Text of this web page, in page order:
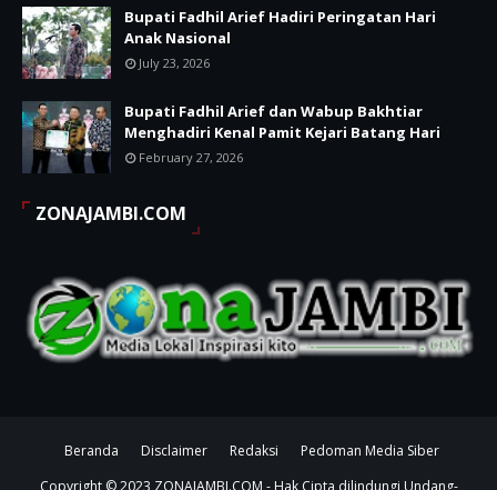
Bupati Fadhil Arief Hadiri Peringatan Hari
Anak Nasional
July 23, 2026
Bupati Fadhil Arief dan Wabup Bakhtiar
Menghadiri Kenal Pamit Kejari Batang Hari
February 27, 2026
ZONAJAMBI.COM
Beranda Disclaimer Redaksi
Pedoman Media Siber
Copyright © 2023 ZONAJAMBI.COM - Hak Cipta dilindungi Undang-